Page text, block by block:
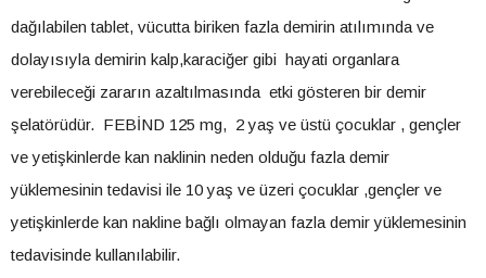
dağılabilen tablet, vücutta biriken fazla demirin atılımında ve
dolayısıyla demirin kalp,karaciğer gibi hayati organlara
verebileceği zararın azaltılmasında etki gösteren bir demir
şelatörüdür. FEBİND 125 mg, 2 yaş ve üstü çocuklar , gençler
ve yetişkinlerde kan naklinin neden olduğu fazla demir
yüklemesinin tedavisi ile 10 yaş ve üzeri çocuklar ,gençler ve
yetişkinlerde kan nakline bağlı olmayan fazla demir yüklemesinin
tedavisinde kullanılabilir.